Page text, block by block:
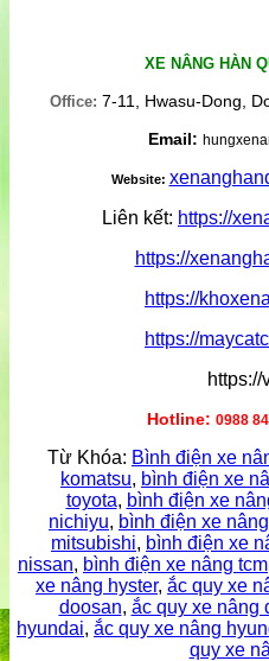
XE NÂNG HÀN
Office: 7-11, Hwasu-Dong,
Email:
Website:
Liên kết: https://
https://
https://
https://
https://
Hotline: 0988
Từ Khóa: Bình điện xe
komatsu, bình điện xe
toyota, bình điện xe
nichiyu, bình điện xe
mitsubishi, bình điện xe
nissan, bình điện xe nâng tcm
xe nâng hyster, ắc quy xe
doosan, ắc quy xe nâng
hyundai, ắc quy xe nâng
quy xe